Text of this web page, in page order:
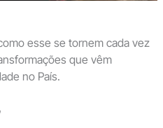
esse se tornem cada vez
que vêm
no País.